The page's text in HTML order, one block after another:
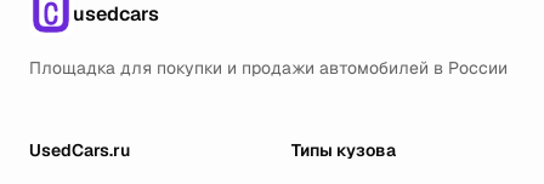
usedcars
Площадка для покупки и продажи автомобилей в России
UsedCars.ru Типы кузова